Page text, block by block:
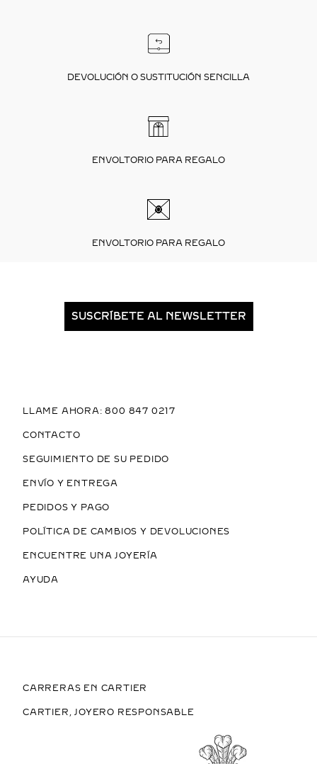
DEVOLUCIÓN O SUSTITUCIÓN SENCILLA
ENVOLTORIO PARA REGALO
ENVOLTORIO PARA REGALO
SUSCRÍBETE AL NEWSLETTER
LLAME AHORA: 800 847 0217
CONTACTO
SEGUIMIENTO DE SU PEDIDO
ENVÍO Y ENTREGA
PEDIDOS Y PAGO
POLÍTICA DE CAMBIOS Y DEVOLUCIONES
ENCUENTRE UNA JOYERÍA
AYUDA
CARRERAS EN CARTIER
CARTIER, JOYERO RESPONSABLE